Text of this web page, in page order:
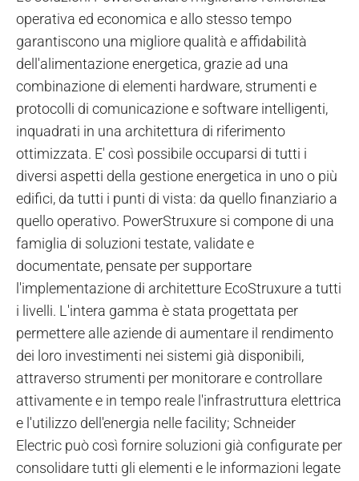
operativa ed economica e allo stesso tempo
garantiscono una migliore qualità e affidabilità
dell'alimentazione energetica, grazie ad una
combinazione di elementi hardware, strumenti e
protocolli di comunicazione e software intelligenti,
inquadrati in una architettura di riferimento
ottimizzata. E' così possibile occuparsi di tutti i
diversi aspetti della gestione energetica in uno o più
edifici, da tutti i punti di vista: da quello finanziario a
quello operativo. PowerStruxure si compone di una
famiglia di soluzioni testate, validate e
documentate, pensate per supportare
l'implementazione di architetture EcoStruxure a tutti
i livelli. L'intera gamma è stata progettata per
permettere alle aziende di aumentare il rendimento
dei loro investimenti nei sistemi già disponibili,
attraverso strumenti per monitorare e controllare
attivamente e in tempo reale l'infrastruttura elettrica
e l'utilizzo dell'energia nelle facility; Schneider
Electric può così fornire soluzioni già configurate per
consolidare tutti gli elementi e le informazioni legate